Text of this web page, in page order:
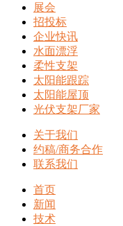
展会
招投标
企业快讯
水面漂浮
柔性支架
太阳能跟踪
太阳能屋顶
光伏支架厂家
关于我们
约稿/商务合作
联系我们
首页
新闻
技术